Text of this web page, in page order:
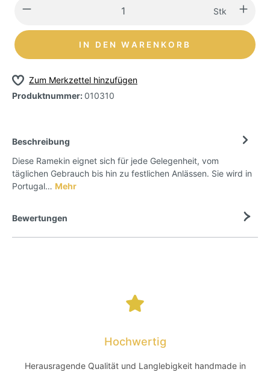
Stk
IN DEN WARENKORB
Zum Merkzettel hinzufügen
Produktnummer: 010310
Beschreibung
Diese Ramekin eignet sich für jede Gelegenheit, vom
täglichen Gebrauch bis hin zu festlichen Anlässen. Sie wird in
Portugal… Mehr
Bewertungen
Hochwertig
Herausragende Qualität und Langlebigkeit handmade in